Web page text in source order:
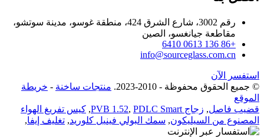
رقم 3002، شارع الشرق 424، منطقة غوسو، مدينة سوتشو،
مقاطعة جيانغسو، الصين
+86 136 0613 6410
info@sourceglass.com.cn
استفسر الآن
© جميع الحقوق محفوظة - 2010-2023.
منتجات ساخنة - خريطة
الموقع
قضيب فاصل, زجاج PVB 1.52 , PDLC Smart
, كيس تفريغ الهواء
المصنوع من السيليكون, سمك البولي فينيل كلوريد, تغليف إيفا,